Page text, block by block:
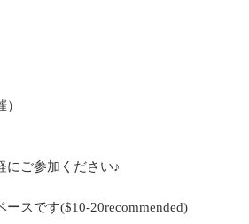
にご参加ください♪
スです($10-20recommended)